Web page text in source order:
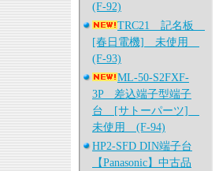
(F-92)
TRC21 記名板
[春日電機] 未使用
(F-93)
ML-50-S2FXF-
3P 差込端子型端子
台 [サトーパーツ]
未使用 (F-94)
HP2-SFD DIN端子台
【Panasonic】中古品